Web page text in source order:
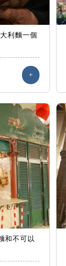
利麵一個
+
和不可以